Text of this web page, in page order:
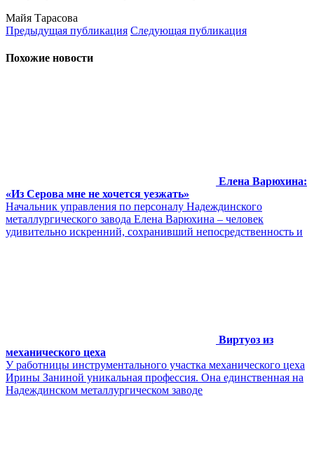
Майя Тарасова
Предыдущая публикация Следующая публикация
Похожие новости
Елена Варюхина:
«Из Серова мне не хочется уезжать»
Начальник управления по персоналу Надеждинского
металлургического завода Елена Варюхина – человек
удивительно искренний, сохранивший непосредственность и
Виртуоз из
механического цеха
У работницы инструментального участка механического цеха
Ирины Заниной уникальная профессия. Она единственная на
Надеждинском металлургическом заводе